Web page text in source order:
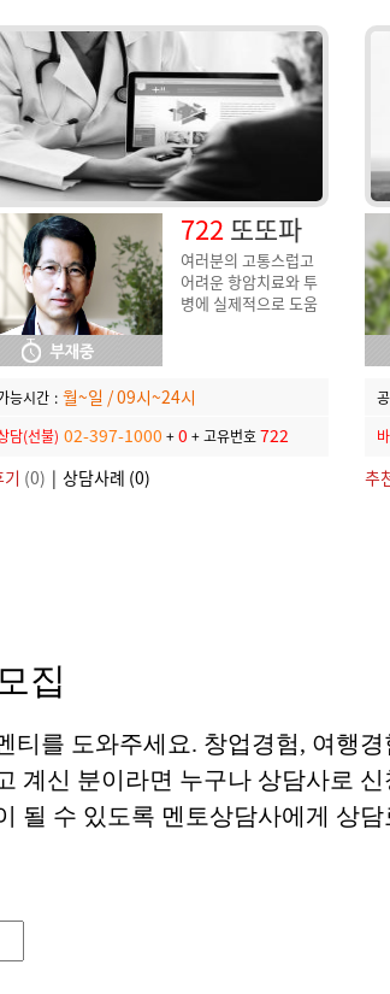
722 또또파
여러분의 고통스럽고
어려운 항암치료와 투
병에 실제적으로 도움
삶과 소망을 값지게 누
리실 수 있기를 격려하
여 드리겠습니다.
능시간 : 월~일 / 09시~24시
담(선불) 02-397-1000 +0 +고유번호 722
(0) | 상담사례 (0)
추
집
티를 도와주세요. 창업경험, 여행
계신 분이라면 누구나 상담사로
될 수 있도록 멘토상담사에게 상